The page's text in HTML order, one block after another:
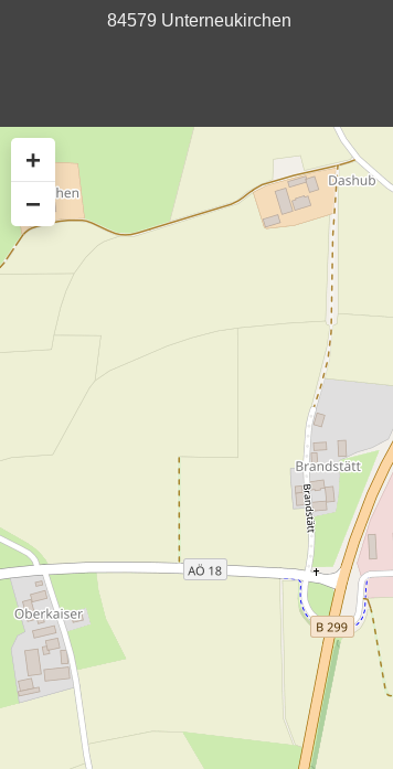
84579 Unterneukirchen
+
−